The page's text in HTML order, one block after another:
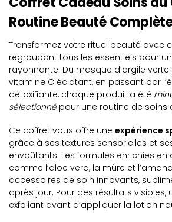
Routine Beauté
Transformez votre rituel beauté avec
regroupant tous les essentiels pour
rayonnante. Du masque d’argile
vitamine C éclatant, en passant par
détoxifiante, chaque produit a été
sélectionnépour une routine de soins
Ce coffret vous offre une expérience
grâce à ses textures sensorielles et
envoûtants. Les formules enrichies en
comme l’aloe vera, la mûre et
accessoires de soin innovants,
après jour. Pour des résultats visibles,
exfoliant avant d’appliquer la lotion